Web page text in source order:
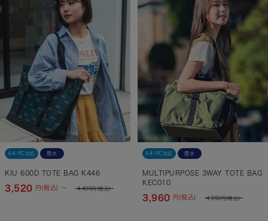
A4・PC対応 撥水
KIU 600D TOTE BAG K446
3,520 円(税込) ～ 4,400円(税込)
A4・PC対応 撥水
MULTIPURPOSE 3WAY TOTE BAG
KEC010
3,960 円(税込) 4,950円(税込)